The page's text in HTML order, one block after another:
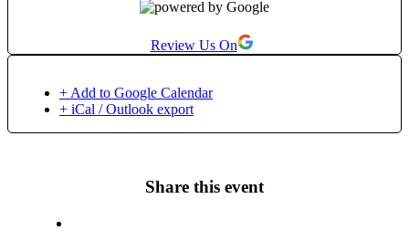
dezvoltă răbdarea, spiritul de observație și disciplina. Vinyasa
respirația și mișcarea ca protagoniști, iar mintea este
aplicabilitate. Pun accentul pe liniștirea minții prin meditații
ghidate, tehnici de respirație și practica asanelor, cu focusuri
diferite pentru corpul energetic și cel fizic. Te aștept la clase
Review Us On
+ Add to Google Calendar
+ iCal / Outlook export
Share this event